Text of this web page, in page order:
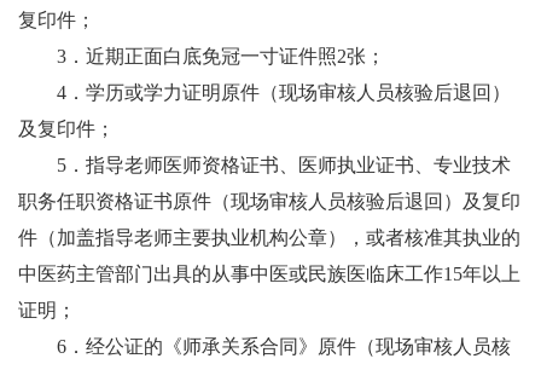
复印件；
3．近期正面白底免冠一寸证件照2张；
4．学历或学力证明原件（现场审核人员核验后退回）
及复印件；
5．指导老师医师资格证书、医师执业证书、专业技术
职务任职资格证书原件（现场审核人员核验后退回）及复印
件（加盖指导老师主要执业机构公章），或者核准其执业的
中医药主管部门出具的从事中医或民族医临床工作15年以上
证明；
6．经公证的《师承关系合同》原件（现场审核人员核